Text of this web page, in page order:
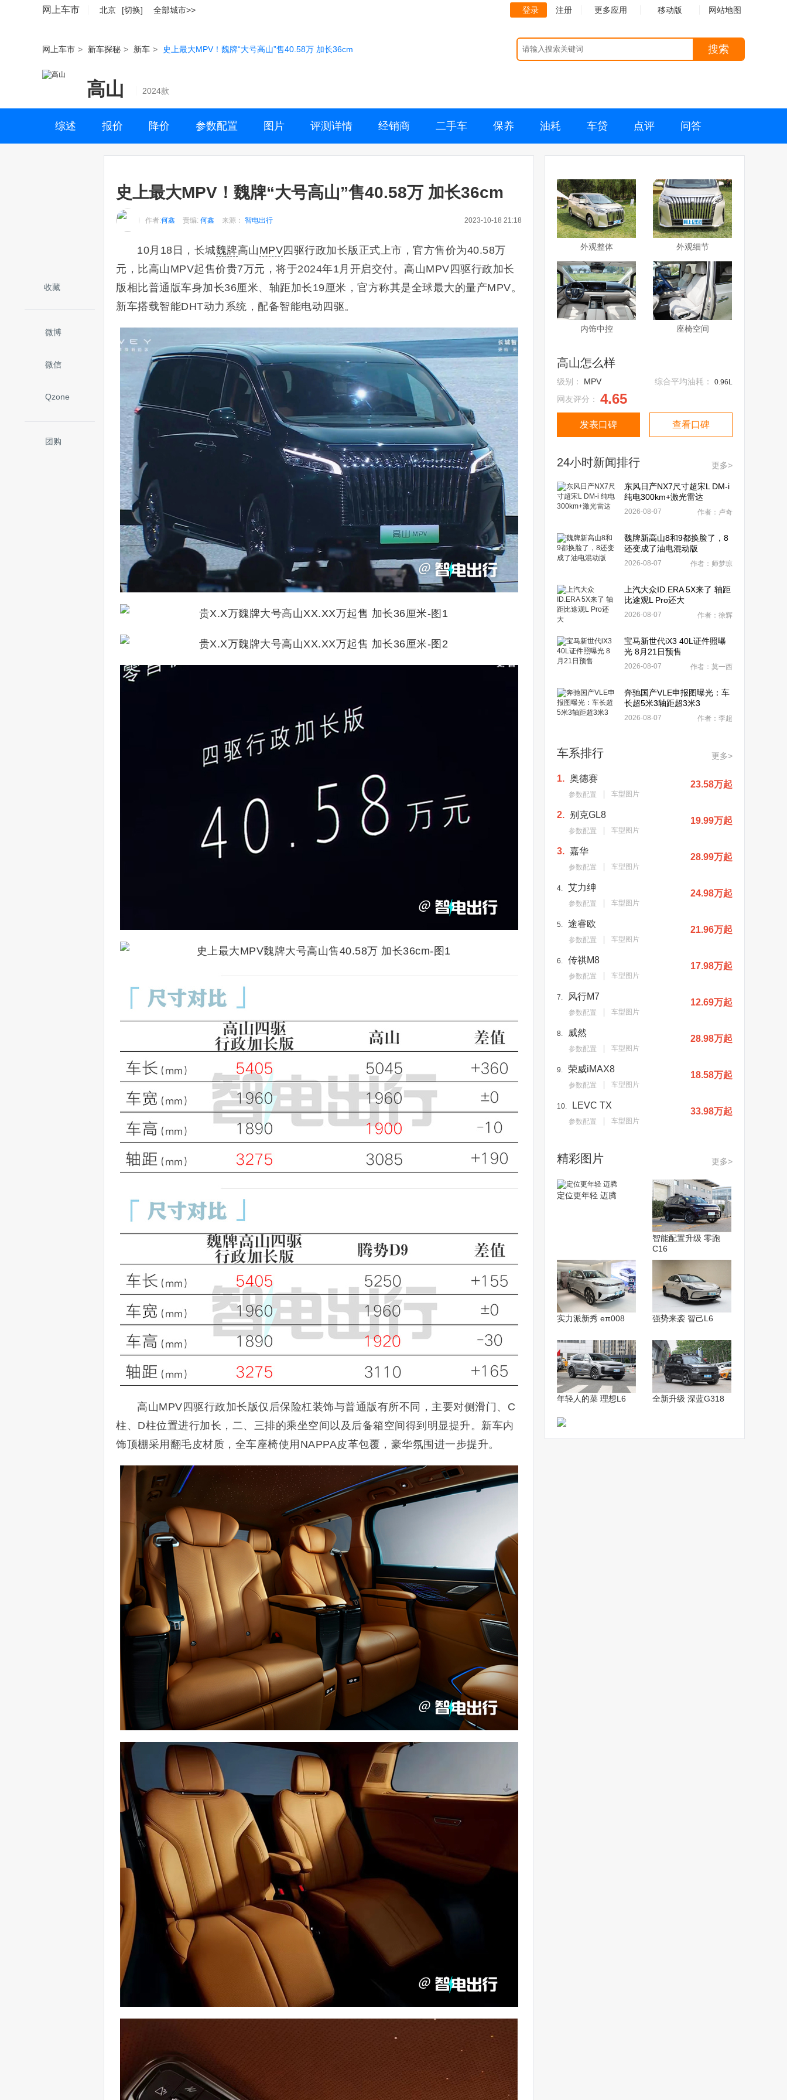
网上车市 北京 [切换] 全部城市>> 登录 注册 更多应用 移动版 网站地图
网上车市 > 新车探秘 > 新车 > 史上最大MPV！魏牌“大号高山”售40.58万 加长36cm 搜索
高山 2024款
综述 报价 降价 参数配置 图片 评测详情 经销商 二手车 保养 油耗 车贷 点评 问答
收藏
微博
微信
Qzone
团购
史上最大MPV！魏牌“大号高山”售40.58万 加长36cm
作者:何鑫 责编: 何鑫 来源： 智电出行 2023-10-18 21:18
10月18日，长城魏牌高山 MPV四驱行政加长版正式上市， 官方售价为40.58万
元，比高山MPV起售价贵7万元，将于2024年1月开启交付。高山MPV四驱行政加长
版相比普通版车身加长36厘米、轴距加长19厘米，官方称其是全球最大的量产MPV。
新车搭载智能DHT动力系统，配备智能电动四驱。
高山MPV四驱行政加长版仅后保险杠装饰与普通版有所不同，主要对侧滑门、C
柱、D柱位置进行加长，二、三排的乘坐空间以及后备箱空间得到明显提升。 新车内
饰顶棚采用翻毛皮材质，全车座椅使用NAPPA皮革包覆，豪华氛围进一步提升。
外观整体 外观细节
内饰中控 座椅空间
高山怎么样
级别： MPV 综合平均油耗： 0.96L
网友评分： 4.65
发表口碑 查看口碑
24小时新闻排行 更多>
东风日产NX7尺寸超宋L DM-i
纯电300km+激光雷达
2026-08-07 作者：卢奇
魏牌新高山8和9都换脸了，8
还变成了油电混动版
2026-08-07 作者：师梦琼
上汽大众ID.ERA 5X来了 轴距
比途观L Pro还大
2026-08-07 作者：徐辉
宝马新世代iX3 40L证件照曝
光 8月21日预售
2026-08-07 作者：莫一西
奔驰国产VLE申报图曝光：车
长超5米3轴距超3米3
2026-08-07 作者：李超
车系排行 更多>
1. 奥德赛
参数配置 车型图片
23.58万起
2. 别克GL8
参数配置 车型图片
19.99万起
3. 嘉华
参数配置 车型图片
28.99万起
4. 艾力绅
参数配置 车型图片
24.98万起
5. 途睿欧
参数配置 车型图片
21.96万起
6. 传祺M8
参数配置 车型图片
17.98万起
7. 风行M7
参数配置 车型图片
12.69万起
8. 威然
参数配置 车型图片
28.98万起
9. 荣威iMAX8
参数配置 车型图片
18.58万起
10. LEVC TX
参数配置 车型图片
33.98万起
精彩图片 更多>
定位更年轻 迈腾
智能配置升级 零跑
C16
实力派新秀 eπ008 强势来袭 智己L6
年轻人的菜 理想L6 全新升级 深蓝G318